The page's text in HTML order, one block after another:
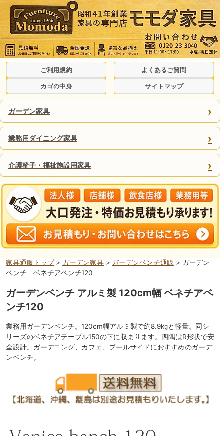
ご利用規約 よくあるご質問
カゴの中身 サイトマップ
ガーデン家具 ›
業務用ダイニング家具 ›
介護椅子・福祉施設用家具 ›
家具通販トップ> ガーデン家具 > ガーデンベンチ通販 > ガーデン
ベンチ ベネチアベンチ120
ガーデンベンチ アルミ製 120cm幅 ベネチアベ
ンチ120
業務用ガーデンベンチ。120cm幅アルミ製で約8.9kgと軽量。同シ
リーズのベネチアテーブル150の下に収まります。四隅はR形状で安
全設計。ガーデニング、カフェ、プールサイドにおすすめのガーデ
ンベンチ。